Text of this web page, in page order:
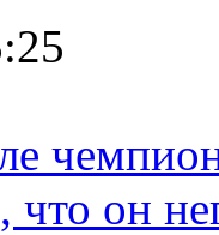
что он